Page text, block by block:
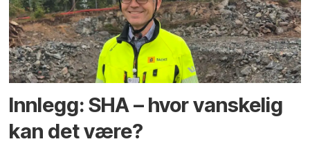
Innlegg: SHA – hvor vanskelig
kan det være?